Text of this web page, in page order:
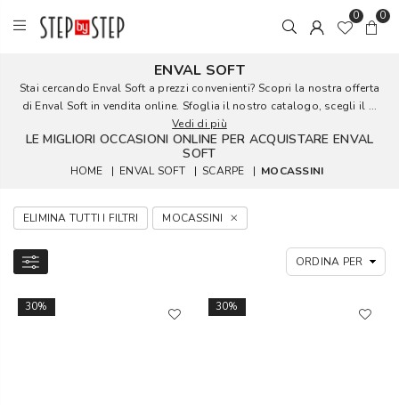
0 0
ENVAL SOFT
Stai cercando Enval Soft a prezzi convenienti? Scopri la nostra offerta
di Enval Soft in vendita online. Sfoglia il nostro catalogo, scegli il ...
Vedi di più
LE MIGLIORI OCCASIONI ONLINE PER ACQUISTARE ENVAL
SOFT
HOME | ENVAL SOFT | SCARPE | MOCASSINI
ELIMINA TUTTI I FILTRI MOCASSINI
30% 30%